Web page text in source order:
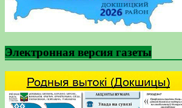
Электронная версия газеты